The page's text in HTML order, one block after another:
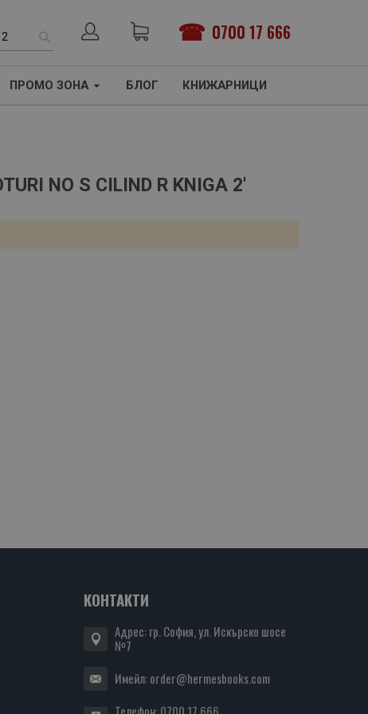
0700 17 666
ТЪРСЕНЕ
ПРОМО ЗОНА БЛОГ КНИЖАРНИЦИ
NO S CILIND R KNIGA 2'
КОНТАКТИ
Адрес: гр. София, ул. Искърско шосе
№7
Имейл:order@hermesbooks.com